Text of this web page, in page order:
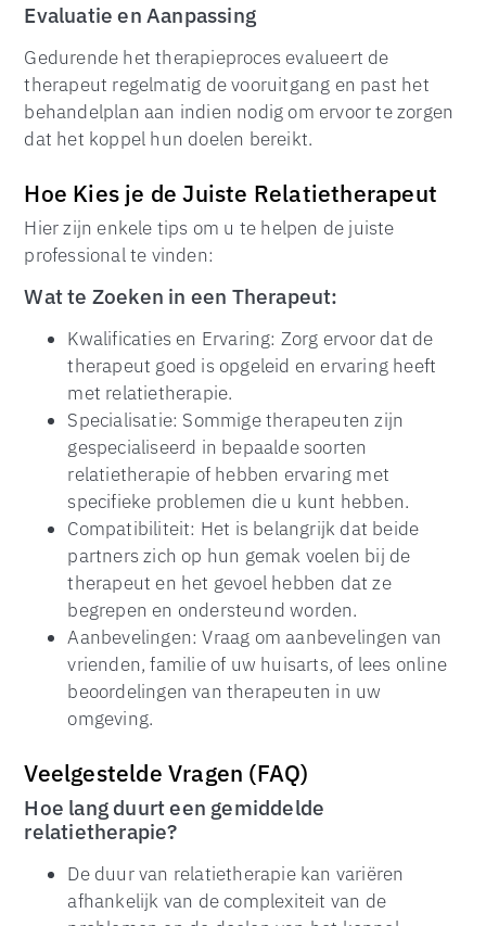
Evaluatie en Aanpassing
Gedurende het therapieproces evalueert de
therapeut regelmatig de vooruitgang en past het
behandelplan aan indien nodig om ervoor te zorgen
dat het koppel hun doelen bereikt.
Hoe Kies je de Juiste Relatietherapeut
Hier zijn enkele tips om u te helpen de juiste
professional te vinden:
Wat te Zoeken in een Therapeut:
Kwalificaties en Ervaring: Zorg ervoor dat de
therapeut goed is opgeleid en ervaring heeft
met relatietherapie.
Specialisatie: Sommige therapeuten zijn
gespecialiseerd in bepaalde soorten
relatietherapie of hebben ervaring met
specifieke problemen die u kunt hebben.
Compatibiliteit: Het is belangrijk dat beide
partners zich op hun gemak voelen bij de
therapeut en het gevoel hebben dat ze
begrepen en ondersteund worden.
Aanbevelingen: Vraag om aanbevelingen van
vrienden, familie of uw huisarts, of lees online
beoordelingen van therapeuten in uw
omgeving.
Veelgestelde Vragen (FAQ)
Hoe lang duurt een gemiddelde
relatietherapie?
De duur van relatietherapie kan variëren
afhankelijk van de complexiteit van de